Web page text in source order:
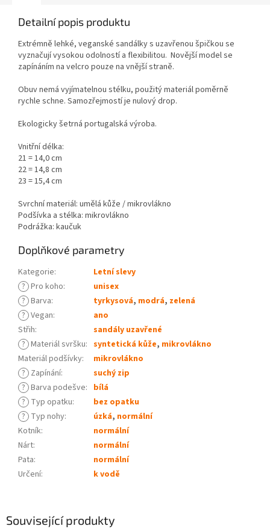
Související produkty
Detailní popis produktu
Extrémně lehké, veganské sandálky s uzavřenou špičkou se
vyznačují vysokou odolností a flexibilitou. Novější model se
zapínáním na velcro pouze na vnější straně.
Obuv nemá vyjímatelnou stélku, použitý materiál poměrně
rychle schne. Samozřejmostí je nulový drop.
Ekologicky šetrná portugalská výroba.
Vnitřní délka:
21 = 14,0 cm
22 = 14,8 cm
23 = 15,4 cm
Svrchní materiál: umělá kůže / mikrovlákno
Podšívka a stélka: mikrovlákno
Podrážka: kaučuk
Doplňkové parametry
Kategorie:
Letní slevy
? Pro koho:
unisex
? Barva: tyrkysová, modrá, zelená
? Vegan:
ano
Střih:
sandály uzavřené
? Materiál svršku: syntetická kůže, mikrovlákno
Materiál podšívky:
mikrovlákno
? Zapínání:
suchý zip
? Barva podešve: bílá
? Typ opatku:
bez opatku
? Typ nohy: úzká, normální
Kotník:
normální
Nárt:
normální
Pata:
normální
Určení: k vodě